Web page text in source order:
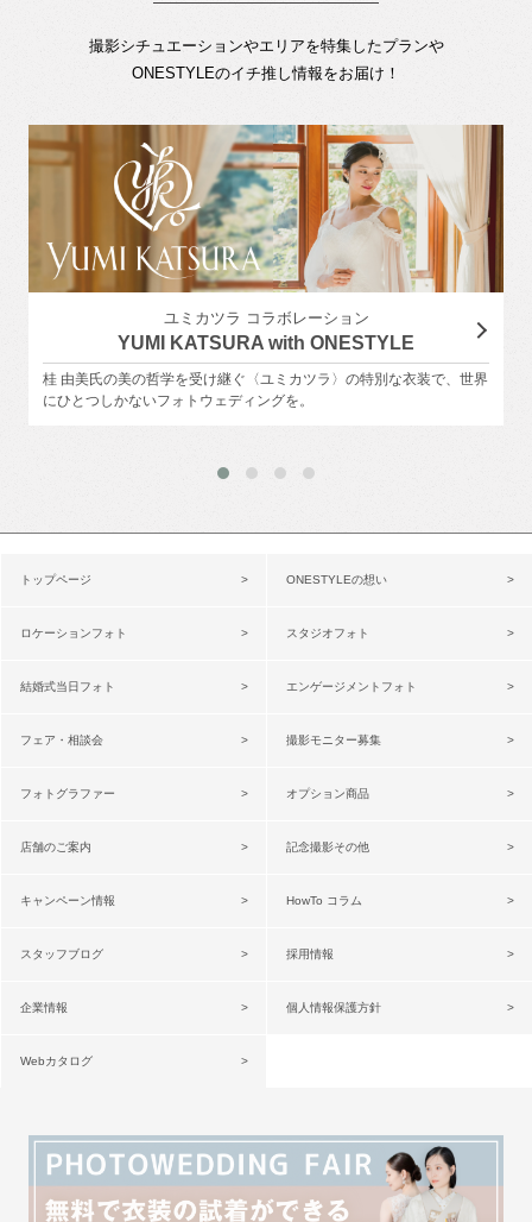
撮影シチュエーションやエリアを特集したプランや
ONESTYLEのイチ推し情報をお届け！
ユミカツラ コラボレーション
YUMI KATSURA with ONESTYLE
桂 由美氏の美の哲学を受け継ぐ〈ユミカツラ〉の特別な衣装で、世界
にひとつしかないフォトウェディングを。
トップページ ONESTYLEの想い
ロケーションフォト スタジオフォト
結婚式当日フォト エンゲージメントフォト
フェア・相談会 撮影モニター募集
フォトグラファー オプション商品
店舗のご案内 記念撮影その他
キャンペーン情報 HowTo コラム
スタッフブログ 採用情報
企業情報 個人情報保護方針
Webカタログ